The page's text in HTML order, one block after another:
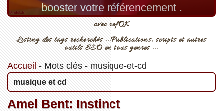
booster votre référencement .
avec refOK
Listing des tags recherchés ...Publications, scripts et autres
outils SEO en tous genres ...
Accueil - Mots clés- musique-et-cd
musique et cd
Amel Bent: Instinct